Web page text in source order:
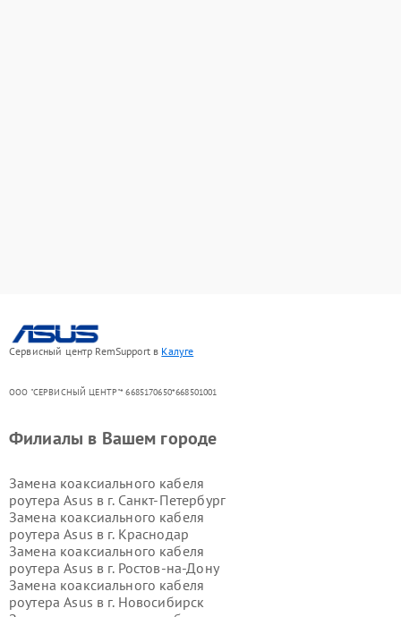
Сервисный центр RemSupport в Калуге
ООО "СЕРВИСНЫЙ ЦЕНТР"* 6685170650*668501001
Филиалы в Вашем городе
Замена коаксиального кабеля
роутера Asus в г. Санкт-Петербург
Замена коаксиального кабеля
роутера Asus в г. Краснодар
Замена коаксиального кабеля
роутера Asus в г. Ростов-на-Дону
Замена коаксиального кабеля
роутера Asus в г. Новосибирск